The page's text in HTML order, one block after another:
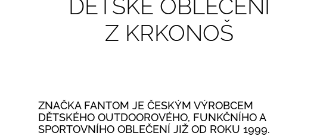
DĚTSKÉ OBLEČENÍ
Z KRKONOŠ
ZNAČKA FANTOM JE ČESKÝM VÝROBCEM
DĚTSKÉHO OUTDOOROVÉHO, FUNKČNÍHO A
SPORTOVNÍHO OBLEČENÍ JIŽ OD ROKU 1999.